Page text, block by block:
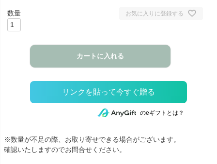
お気に入りに登録する
カートに入れる
のeギフトとは？
※数量が不足の際、お取り寄せできる場合がございます。
確認いたしますのでお問合せください。